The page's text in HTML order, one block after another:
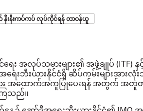
နီးနီးကပ်ကပ် လုပ်ကိုင်ရန် တာဝန်ယူ
း အလုပ်သမားများ၏ အဖွဲ့ချုပ် (ITF) နှ
းဘီးယားနိုင်ငံရှိ ဆိပ်ကမ်းများအားလုံ
း အထောက်အကူပြုပေးရန် အတွက် အတူ
ြသည်။